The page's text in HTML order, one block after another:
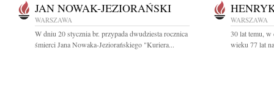
JAN NOWAK-JEZIORAŃSKI
WARSZAWA
W dniu 20 stycznia br. przypada dwudziesta rocznica
śmierci Jana Nowaka-Jeziorańskiego "Kuriera...
WARSZAWA
30 lat temu, w
wieku 77 lat